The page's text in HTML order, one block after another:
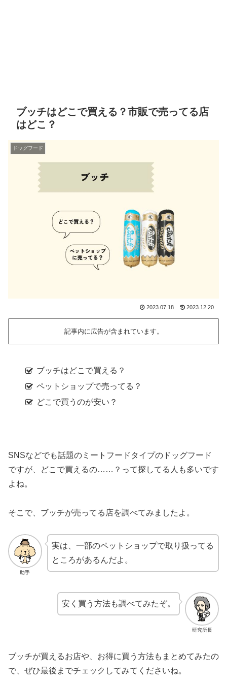
ブッチはどこで買える？市販で売ってる店
はどこ？
ドッグフード
2023.07.18 2023.12.20
記事内に広告が含まれています。
ブッチはどこで買える？
ペットショップで売ってる？
どこで買うのが安い？
SNSなどでも話題のミートフードタイプのドッグフード
ですが、どこで買えるの……？って探してる人も多いです
よね。
そこで、ブッチが売ってる店を調べてみましたよ。
助手
実は、一部のペットショップで取り扱ってる
ところがあるんだよ。
研究所長
安く買う方法も調べてみたぞ。
ブッチが買えるお店や、お得に買う方法もまとめてみたの
で、ぜひ最後までチェックしてみてくださいね。